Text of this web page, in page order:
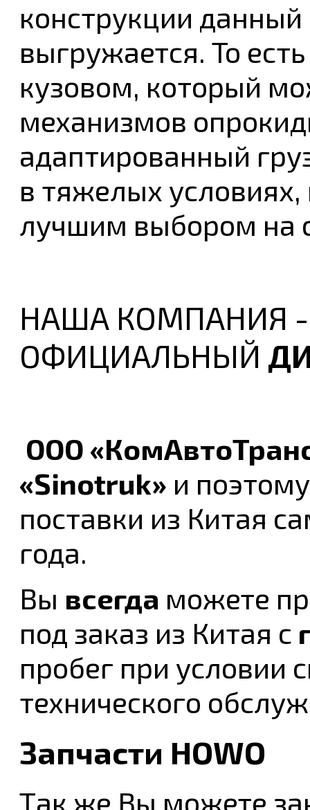
конструкции данный
выгружается. То
кузовом, который
механизмов
адаптированный
в тяжелых
лучшим выбором на
НАША КОМПАНИЯ
ОФИЦИАЛЬНЫЙ
ООО
«Sinotruk» и
поставки из Китая
года.
Вы всегда можете
под заказ из Китая с
пробег при условии
технического
Запчасти HOWO
Так же Вы можете